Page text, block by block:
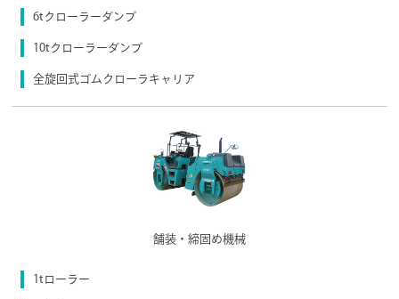
6tクローラーダンプ
10tクローラーダンプ
全旋回式ゴムクローラキャリア
舗装・締固め機械
1tローラー